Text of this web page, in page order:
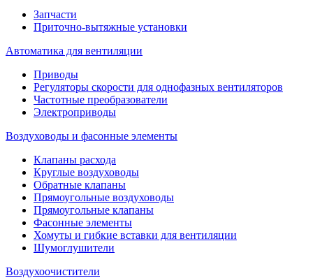
Запчасти
Приточно-вытяжные установки
Автоматика для вентиляции
Приводы
Регуляторы скорости для однофазных вентиляторов
Частотные преобразователи
Электроприводы
Воздуховоды и фасонные элементы
Клапаны расхода
Круглые воздуховоды
Обратные клапаны
Прямоугольные воздуховоды
Прямоугольные клапаны
Фасонные элементы
Хомуты и гибкие вставки для вентиляции
Шумоглушители
Воздухоочистители